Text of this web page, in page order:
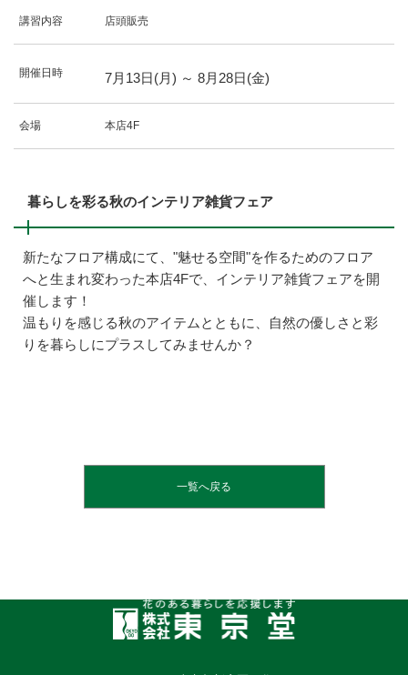
講習内容 店頭販売
開催日時 7月 13日(月) ～ 8月 28日(金)
会場 本店4F
暮らしを彩る秋のインテリア雑貨フェア
新たなフロア構成にて、"魅せる空間"を作るためのフロア
へと生まれ変わった本店4Fで、インテリア雑貨フェアを開
催します！
温もりを感じる秋のアイテムとともに、自然の優しさと彩
りを暮らしにプラスしてみませんか？
一覧へ戻る